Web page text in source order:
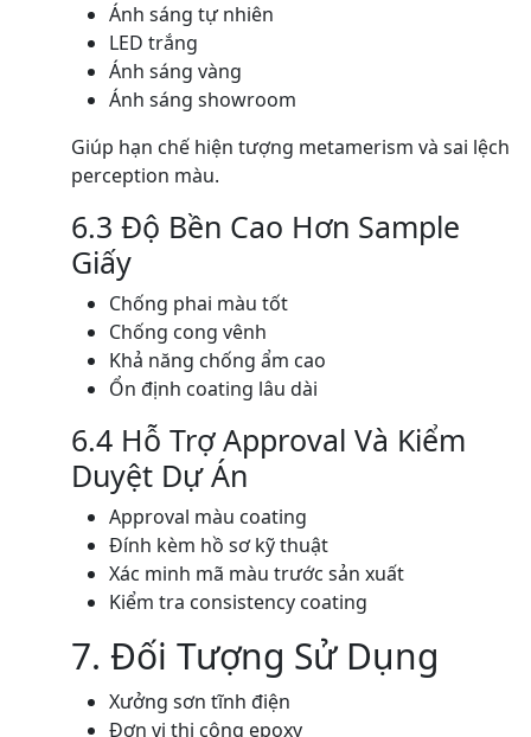
Ánh sáng tự nhiên
LED trắng
Ánh sáng vàng
Ánh sáng showroom
Giúp hạn chế hiện tượng metamerism và sai lệch
perception màu.
6.3 Độ Bền Cao Hơn Sample
Giấy
Chống phai màu tốt
Chống cong vênh
Khả năng chống ẩm cao
Ổn định coating lâu dài
6.4 Hỗ Trợ Approval Và Kiểm
Duyệt Dự Án
Approval màu coating
Đính kèm hồ sơ kỹ thuật
Xác minh mã màu trước sản xuất
Kiểm tra consistency coating
7. Đối Tượng Sử Dụng
Xưởng sơn tĩnh điện
Đơn vị thi công epoxy